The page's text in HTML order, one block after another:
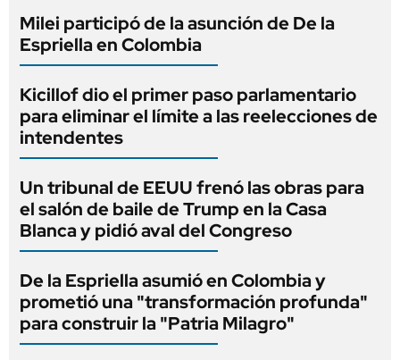
Milei participó de la asunción de De la
Espriella en Colombia
Kicillof dio el primer paso parlamentario
para eliminar el límite a las reelecciones de
intendentes
Un tribunal de EEUU frenó las obras para
el salón de baile de Trump en la Casa
Blanca y pidió aval del Congreso
De la Espriella asumió en Colombia y
prometió una "transformación profunda"
para construir la "Patria Milagro"